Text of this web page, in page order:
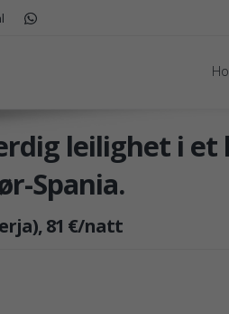
leilighet i
Spania.
81 €/natt